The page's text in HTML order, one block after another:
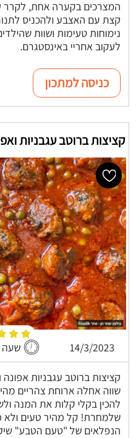
המצרכים בקערה אחת, לקרר
קצת עם האצבע ולהכניס
נימוחות טעימות ושוות
לעקוב אחריי באינסטגרם.
כניסה למתכון
קציצות ברוטב עגבניות
14/3/2023 שעה ו-20
קציצות ברוטב עגבניות
שווה אחלה ארוחת צהריים
להכין בקלי קלות את המנה
שלמחרת! קל מהיר טעים ולא
הנפלאים של "טעם הטבע"